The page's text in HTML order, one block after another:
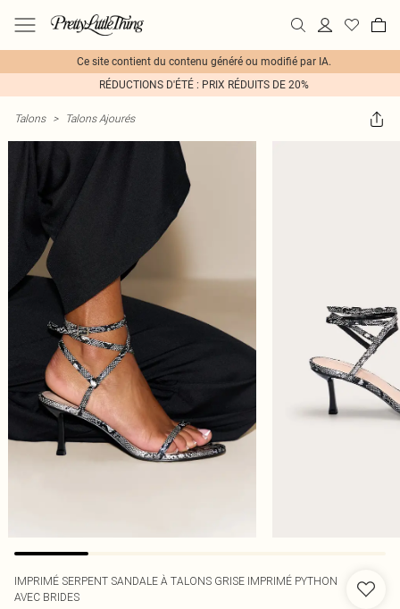
Ce site contient du contenu généré ou modifié par IA.
RÉDUCTIONS D'ÉTÉ : PRIX RÉDUITS DE 20%
Talons > Talons Ajourés
IMPRIMÉ SERPENT SANDALE À TALONS GRISE IMPRIMÉ PYTHON
AVEC BRIDES